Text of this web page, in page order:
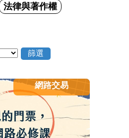
法律與著作權
網路交易